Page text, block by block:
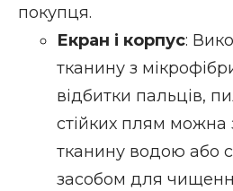
покупця.
Екран і корпус:
тканину з
відбитки пальців,
стійких плям можна
тканину водою або
засобом для